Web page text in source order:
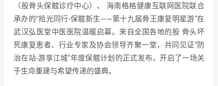
（股骨头保髋诊疗中心）、 海南格格健康互联网医院联合
承办的“拾光同行·保髋新生——第十九届骨王康复明星游”在
武汉弘医堂中医医院温暖启幕。来自全国各地的股 骨头坏
死康复患者、行业专家及协会领导齐聚一堂，共同见证“防
治在站·游享江城”年度保髋计划的正式发布，开启了一场关
于生命重建与希望传递的盛典。